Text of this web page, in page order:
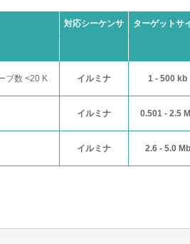
対応シーケンサ ターゲットサ
ブ数 <20 K イルミナ 1 - 500 kb
イルミナ 0.501 - 2.5
イルミナ 2.6 - 5.0 Mb